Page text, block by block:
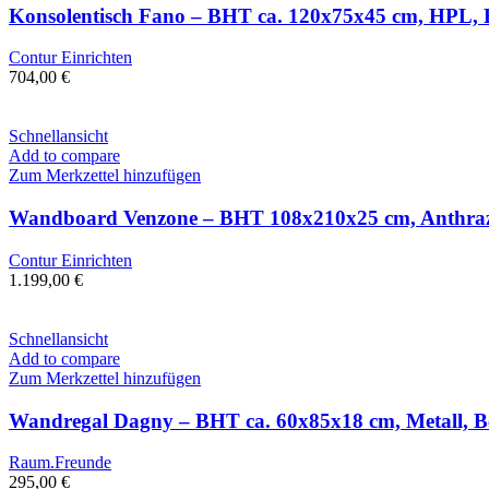
Konsolentisch Fano – BHT ca. 120x75x45 cm, HPL,
Contur Einrichten
704,00 €
Schnellansicht
Add to compare
Zum Merkzettel hinzufügen
Wandboard Venzone – BHT 108x210x25 cm,
Contur Einrichten
1.199,00 €
Schnellansicht
Add to compare
Zum Merkzettel hinzufügen
Wandregal Dagny – BHT ca. 60x85x18 cm, Metall,
Raum.Freunde
295,00 €